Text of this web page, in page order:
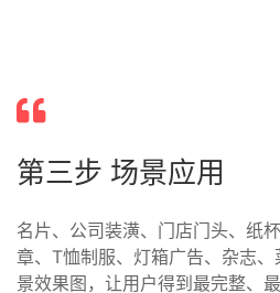
第三步 场景应用
名片、公司装潢、门店门头、纸
章、T恤制服、灯箱广告、杂志
景效果图，让用户得到最完整、